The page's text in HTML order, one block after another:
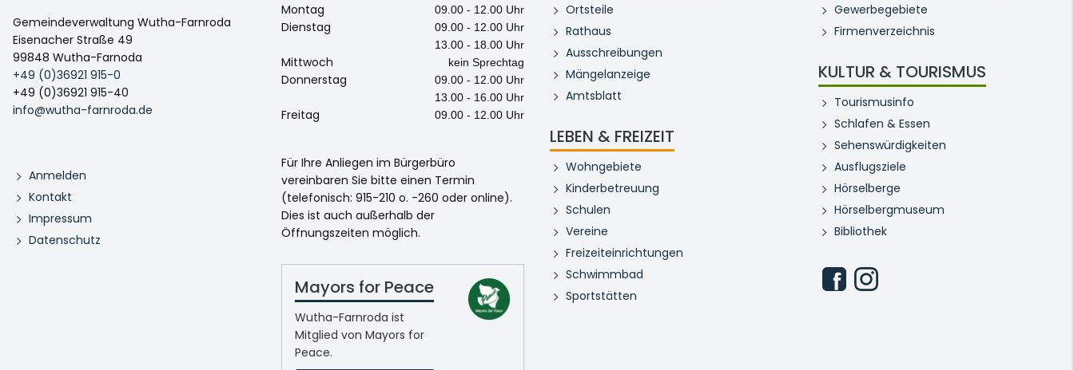
Gemeindeverwaltung Wutha-Farnroda
Eisenacher Straße 49
99848 Wutha-Farnoda
+49 (0)36921 915-0
+49 (0)36921 915-40
info@wutha-farnroda.de
Anmelden
Kontakt
Impressum
Datenschutz
Montag 09.00 - 12.00 Uhr
Dienstag
09.00 - 12.00 Uhr
13.00 - 18.00 Uhr
Mittwoch kein Sprechtag
Donnerstag
09.00 - 12.00 Uhr
13.00 - 16.00 Uhr
Freitag 09.00 - 12.00 Uhr
Für Ihre Anliegen im Bürgerbüro
vereinbaren Sie bitte einen Termin
(telefonisch: 915-210 o. -260 oder online).
Dies ist auch außerhalb der
Öffnungszeiten möglich.
Mayors for Peace
Wutha-Farnroda ist
Mitglied von Mayors for
Peace.
Ortsteile
Rathaus
Ausschreibungen
Mängelanzeige
Amtsblatt
LEBEN & FREIZEIT
Wohngebiete
Kinderbetreuung
Schulen
Vereine
Freizeiteinrichtungen
Schwimmbad
Sportstätten
Gewerbegebiete
Firmenverzeichnis
KULTUR & TOURISMUS
Tourismusinfo
Schlafen & Essen
Sehenswürdigkeiten
Ausflugsziele
Hörselberge
Hörselbergmuseum
Bibliothek